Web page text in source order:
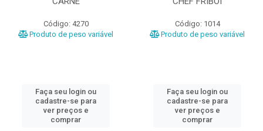
Código: 4270
Produto de peso variável
Faça seu login ou
cadastre-se para
ver preços e
comprar
Código: 1014
Produto de peso variável
Faça seu login ou
cadastre-se para
ver preços e
comprar